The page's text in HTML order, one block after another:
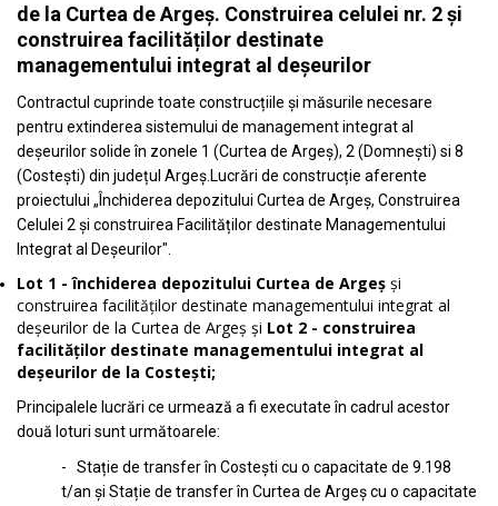
de la Curtea de Argeș. Construirea celulei nr. 2 și
construirea facilităților destinate
managementului integrat al deșeurilor
Contractul cuprinde toate construcțiile și măsurile necesare
pentru extinderea sistemului de management integrat al
deșeurilor solide în zonele 1 (Curtea de Argeș), 2 (Domnești) si 8
(Costești) din județul Argeș.Lucrări de construcție aferente
proiectului „Închiderea depozitului Curtea de Argeș, Construirea
Celulei 2 și construirea Facilităților destinate Managementului
Integrat al Deșeurilor".
Lot 1 - închiderea depozitului Curtea de Argeș și
construirea facilităților destinate managementului integrat al
deșeurilor de la Curtea de Argeș și Lot 2 - construirea
facilităților destinate managementului integrat al
deșeurilor de la Costești;
Principalele lucrări ce urmează a fi executate în cadrul acestor
două loturi sunt următoarele:
- Stație de transfer în Costești cu o capacitate de 9.198
t/an și Stație de transfer în Curtea de Argeș cu o capacitate